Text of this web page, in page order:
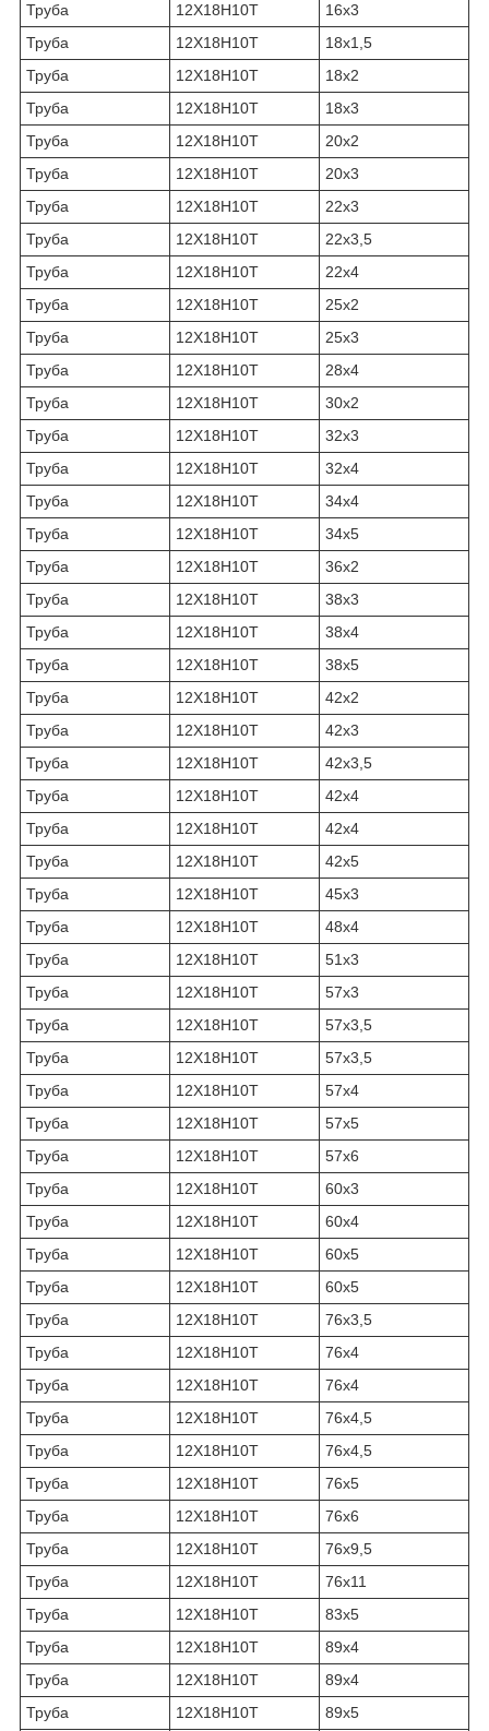
Труба
12Х18Н10Т
16х3
Труба
12Х18Н10Т
18х1,5
Труба
12Х18Н10Т
18х2
Труба
12Х18Н10Т
18х3
Труба
12Х18Н10Т
20х2
Труба
12Х18Н10Т
20х3
Труба
12Х18Н10Т
22х3
Труба
12Х18Н10Т
22х3,5
Труба
12Х18Н10Т
22х4
Труба
12Х18Н10Т
25х2
Труба
12Х18Н10Т
25х3
Труба
12Х18Н10Т
28х4
Труба
12Х18Н10Т
30х2
Труба
12Х18Н10Т
32х3
Труба
12Х18Н10Т
32х4
Труба
12Х18Н10Т
34х4
Труба
12Х18Н10Т
34х5
Труба
12Х18Н10Т
36х2
Труба
12Х18Н10Т
38х3
Труба
12Х18Н10Т
38х4
Труба
12Х18Н10Т
38х5
Труба
12Х18Н10Т
42х2
Труба
12Х18Н10Т
42х3
Труба
12Х18Н10Т
42х3,5
Труба
12Х18Н10Т
42х4
Труба
12Х18Н10Т
42х4
Труба
12Х18Н10Т
42х5
Труба
12Х18Н10Т
45х3
Труба
12Х18Н10Т
48х4
Труба
12Х18Н10Т
51х3
Труба
12Х18Н10Т
57х3
Труба
12Х18Н10Т
57х3,5
Труба
12Х18Н10Т
57х3,5
Труба
12Х18Н10Т
57х4
Труба
12Х18Н10Т
57х5
Труба
12Х18Н10Т
57х6
Труба
12Х18Н10Т
60х3
Труба
12Х18Н10Т
60х4
Труба
12Х18Н10Т
60х5
Труба
12Х18Н10Т
60х5
Труба
12Х18Н10Т
76х3,5
Труба
12Х18Н10Т
76х4
Труба
12Х18Н10Т
76х4
Труба
12Х18Н10Т
76х4,5
Труба
12Х18Н10Т
76х4,5
Труба
12Х18Н10Т
76х5
Труба
12Х18Н10Т
76х6
Труба
12Х18Н10Т
76х9,5
Труба
12Х18Н10Т
76х11
Труба
12Х18Н10Т
83х5
Труба
12Х18Н10Т
89х4
Труба
12Х18Н10Т
89х4
Труба
12Х18Н10Т 89х5